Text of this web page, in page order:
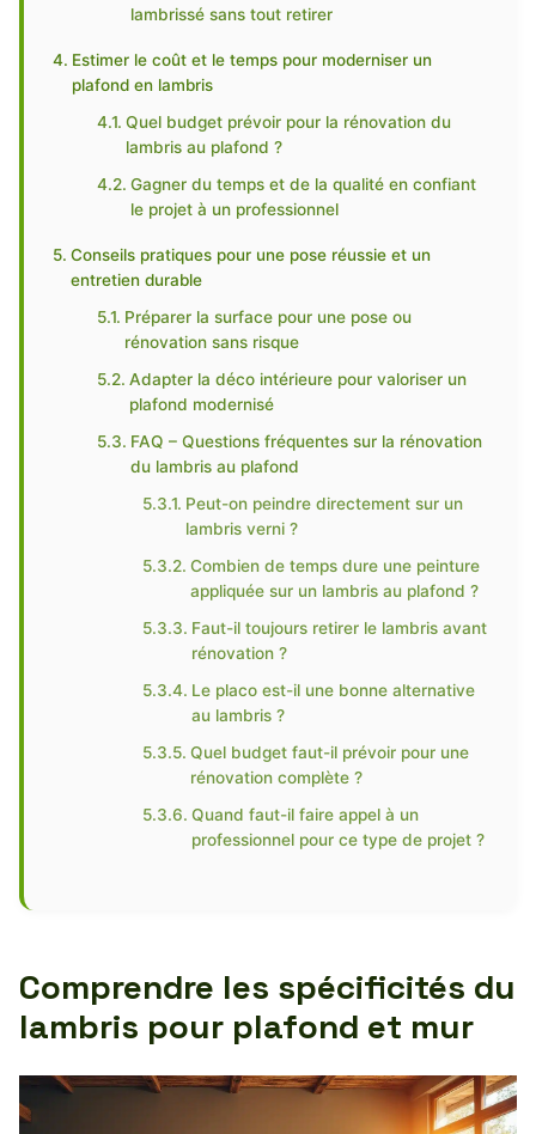
lambrissé sans tout retirer
Estimer le coût et le temps pour moderniser un
plafond en lambris
Quel budget prévoir pour la rénovation du
lambris au plafond ?
Gagner du temps et de la qualité en confiant
le projet à un professionnel
Conseils pratiques pour une pose réussie et un
entretien durable
Préparer la surface pour une pose ou
rénovation sans risque
Adapter la déco intérieure pour valoriser un
plafond modernisé
FAQ – Questions fréquentes sur la rénovation
du lambris au plafond
Peut-on peindre directement sur un
lambris verni ?
Combien de temps dure une peinture
appliquée sur un lambris au plafond ?
Faut-il toujours retirer le lambris avant
rénovation ?
Le placo est-il une bonne alternative
au lambris ?
Quel budget faut-il prévoir pour une
rénovation complète ?
Quand faut-il faire appel à un
professionnel pour ce type de projet ?
Comprendre les spécificités du
lambris pour plafond et mur